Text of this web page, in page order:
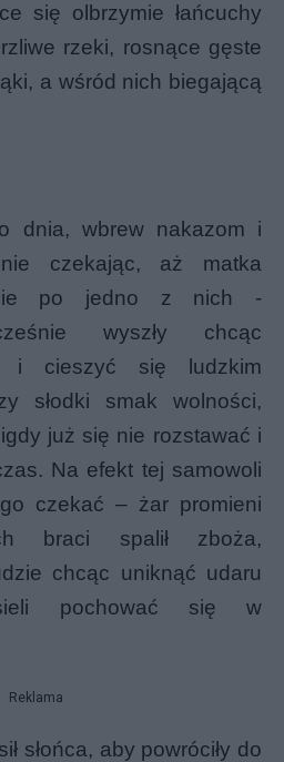
się olbrzymie łańcuchy
rzeki, rosnące gęste
a wśród nich biegającą
dnia, wbrew nakazom i
czekając, aż matka
po jedno z nich -
wyszły chcąc
i cieszyć się ludzkim
słodki smak wolności,
już się nie rozstawać i
Na efekt tej samowoli
czekać – żar promieni
braci spalił zboża,
chcąc uniknąć udaru
pochować się w
Reklama
aby powróciły do